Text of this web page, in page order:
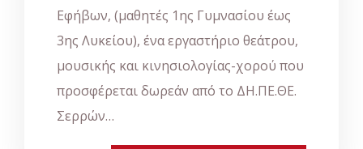
Εφήβων, (μαθητές 1ης Γυμνασίου έως
3ης Λυκείου), ένα εργαστήριo θεάτρου,
μουσικής και κινησιολογίας-χορού που
προσφέρεται δωρεάν από το ΔΗ.ΠΕ.ΘΕ.
Σερρών…